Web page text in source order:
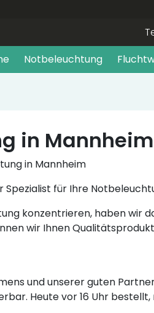
Notbeleuchtung
in Mannheim
in Mannheim
Spezialist für Ihre
konzentrieren, haben wir
wir Ihnen
und unserer guten
Heute vor 16 Uhr